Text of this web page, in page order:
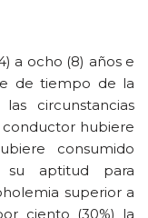
a ocho (8) años e
de tiempo de la
circunstancias
conductor hubiere
consumido
su aptitud para
superior a
ciento (30%) la